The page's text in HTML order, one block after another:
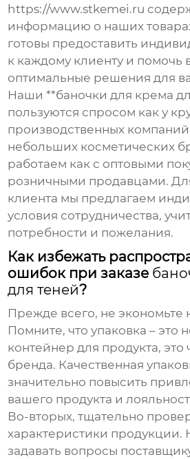
https://www.stkemei.ru
информацию о наших
готовы предоставить
к каждому клиенту и помочь
оптимальные решения для
Наши **баночки для крема
пользуются спросом как у
производственных
небольших косметических
работаем как с оптовыми
розничными продавцами.
клиента мы предлагаем
условия сотрудничества,
потребности и пожелания.
Как избежать
ошибок при заказе
для теней?
Прежде всего, не экономьте
Помните, что упаковка – это
контейнер для продукта, это
бренда. Качественная
значительно повысить
вашего продукта и
Во-вторых, тщательно
характеристики продукции.
задавать вопросы